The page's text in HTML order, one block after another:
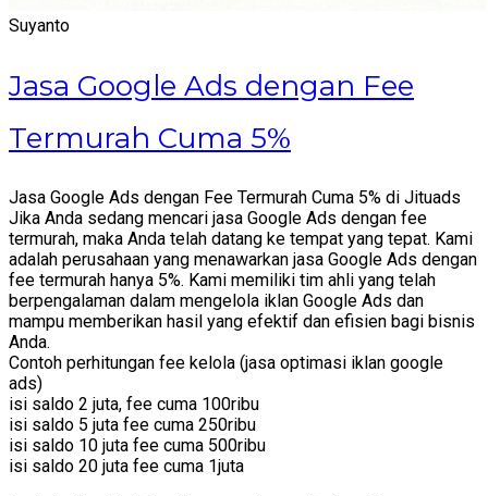
Suyanto
Jasa Google Ads dengan Fee
Termurah Cuma 5%
Jasa Google Ads dengan Fee Termurah Cuma 5% di Jituads
Jika Anda sedang mencari jasa Google Ads dengan fee
termurah, maka Anda telah datang ke tempat yang tepat. Kami
adalah perusahaan yang menawarkan jasa Google Ads dengan
fee termurah hanya 5%. Kami memiliki tim ahli yang telah
berpengalaman dalam mengelola iklan Google Ads dan
mampu memberikan hasil yang efektif dan efisien bagi bisnis
Anda.
Contoh perhitungan fee kelola (jasa optimasi iklan google
ads)
isi saldo 2 juta, fee cuma 100ribu
isi saldo 5 juta fee cuma 250ribu
isi saldo 10 juta fee cuma 500ribu
isi saldo 20 juta fee cuma 1juta